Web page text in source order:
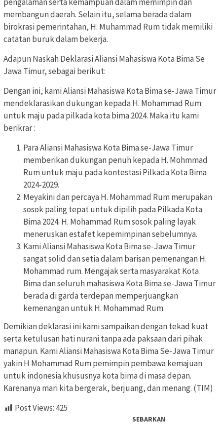
membangun daerah. Selain itu, selama berada dalam
birokrasi pemerintahan, H. Muhammad Rum tidak memiliki
catatan buruk dalam bekerja.
Adapun Naskah Deklarasi Aliansi Mahasiswa Kota Bima Se
Jawa Timur, sebagai berikut:
Dengan ini, kami Aliansi Mahasiswa Kota Bima se-Jawa Timur
mendeklarasikan dukungan kepada H. Mohammad Rum
untuk maju pada pilkada kota bima 2024. Maka itu kami
berikrar :
Para Aliansi Mahasiswa Kota Bima se-Jawa Timur
memberikan dukungan penuh kepada H. Mohmmad
Rum untuk maju pada kontestasi Pilkada Kota Bima
2024-2029.
Meyakini dan percaya H. Mohammad Rum merupakan
sosok paling tepat untuk dipilih pada Pilkada Kota
Bima 2024. H. Mohammad Rum sosok paling layak
meneruskan estafet kepemimpinan sebelumnya.
Kami Aliansi Mahasiswa Kota Bima se-Jawa Timur
sangat solid dan setia dalam barisan pemenangan H.
Mohammad rum. Mengajak serta masyarakat Kota
Bima dan seluruh mahasiswa Kota Bima se-Jawa Timur
berada di garda terdepan memperjuangkan
kemenangan untuk H. Mohammad Rum.
Demikian deklarasi ini kami sampaikan dengan tekad kuat
serta ketulusan hati nurani tanpa ada paksaan dari pihak
manapun. Kami Aliansi Mahasiswa Kota Bima Se-Jawa Timur
yakin H Mohammad Rum pemimpin pembawa kemajuan
untuk indonesia khususnya kota bima di masa depan.
Karenanya mari kita bergerak, berjuang, dan menang. (TIM)
Post Views: 425
SEBARKAN